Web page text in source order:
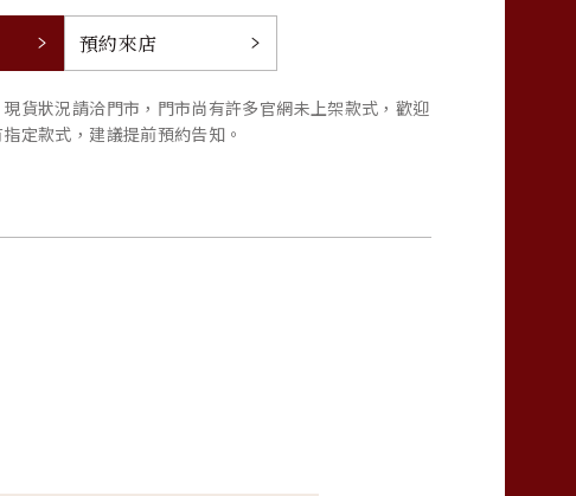
預約來店
貨狀況請洽門市，門市尚有許多官網未上架款式，歡迎
定款式，建議提前預約告知。